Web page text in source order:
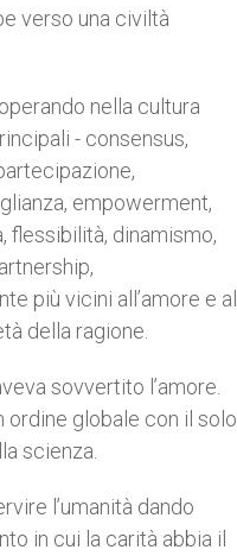
verso una civiltà
nella cultura
- consensus,
empowerment,
flessibilità, dinamismo,
più vicini all’amore e al
della ragione.
sovvertito l’amore.
ordine globale con il solo
scienza.
l’umanità dando
in cui la carità abbia il